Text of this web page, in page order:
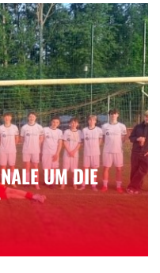
UM DIE